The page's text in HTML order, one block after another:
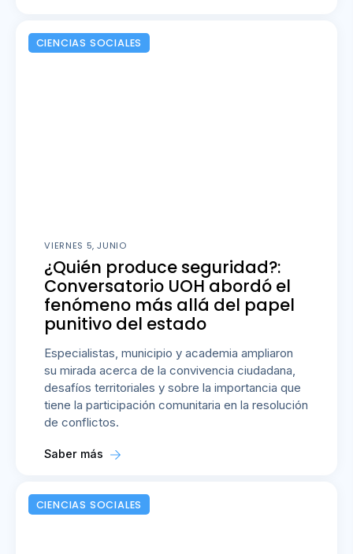
CIENCIAS SOCIALES
VIERNES 5, JUNIO
¿Quién produce seguridad?:
Conversatorio UOH abordó el
fenómeno más allá del papel
punitivo del estado
Especialistas, municipio y academia ampliaron
su mirada acerca de la convivencia ciudadana,
desafíos territoriales y sobre la importancia que
tiene la participación comunitaria en la resolución
de conflictos.
Saber más
CIENCIAS SOCIALES